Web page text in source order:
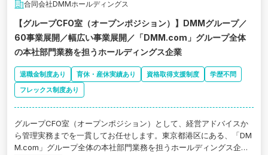
合同会社DMMホールディングス
【グループCFO室（オープンポジション）】DMMグループ／
60事業展開／幅広い事業展開／「DMM.com」グループ全体
の本社部門業務を担うホールディングス企業
退職金制度あり 育休・産休実績あり 資格取得支援制度
学歴不問
フレックス制度あり
グループCFO室（オープンポジション）として、経営アドバイスか
ら管理実務までを一貫してお任せします。東京都港区にある、「DM
M.com」グループ全体の本社部門業務を担うホールディングス企業